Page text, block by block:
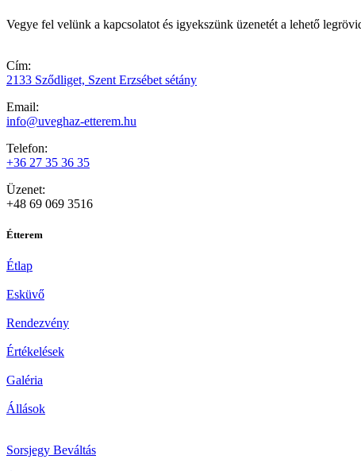
Vegye fel velünk a kapcsolatot és igyekszünk üzenetét a lehető
Cím:
2133 Sződliget, Szent Erzsébet sétány
Email:
info@uveghaz-etterem.hu
Telefon:
+36 27 35 36 35
Üzenet:
+48 69 069 3516
Étterem
Étlap
Esküvő
Rendezvény
Értékelések
Galéria
Állások
Sorsjegy Beváltás